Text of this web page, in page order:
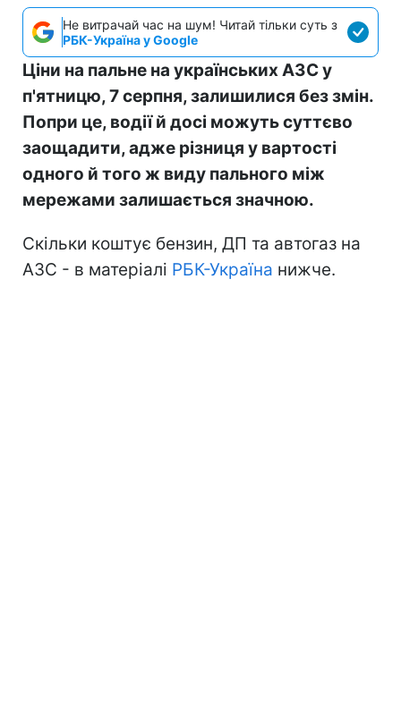
Не витрачай час на шум! Читай тільки суть з
РБК-Україна у Google
Ціни на пальне на українських АЗС у
п'ятницю, 7 серпня, залишилися без змін.
Попри це, водії й досі можуть суттєво
заощадити, адже різниця у вартості
одного й того ж виду пального між
мережами залишається значною.
Скільки коштує бензин, ДП та автогаз на
АЗС - в матеріалі РБК-Україна нижче.